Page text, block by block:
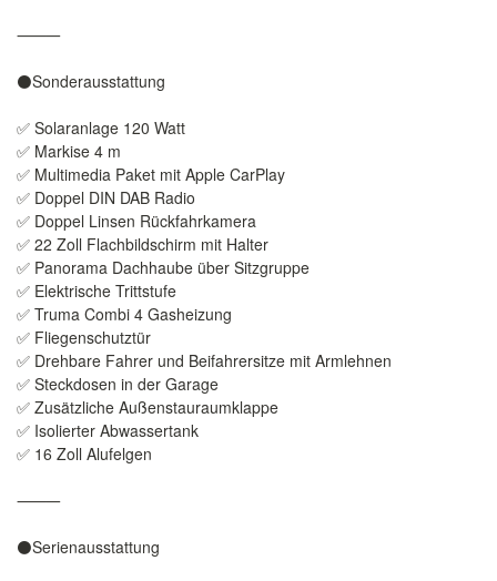
⸻
⚫️Sonderausstattung
✅ Solaranlage 120 Watt
✅ Markise 4 m
✅ Multimedia Paket mit Apple CarPlay
✅ Doppel DIN DAB Radio
✅ Doppel Linsen Rückfahrkamera
✅ 22 Zoll Flachbildschirm mit Halter
✅ Panorama Dachhaube über Sitzgruppe
✅ Elektrische Trittstufe
✅ Truma Combi 4 Gasheizung
✅ Fliegenschutztür
✅ Drehbare Fahrer und Beifahrersitze mit Armlehnen
✅ Steckdosen in der Garage
✅ Zusätzliche Außenstauraumklappe
✅ Isolierter Abwassertank
✅ 16 Zoll Alufelgen
⸻
⚫️Serienausstattung